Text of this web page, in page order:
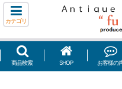
カテゴリ
商品検索 SHOP お客様の